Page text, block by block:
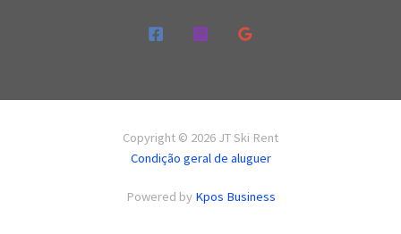
Copyright © 2026 JT Ski Rent
Condição geral de aluguer
Powered by Kpos Business